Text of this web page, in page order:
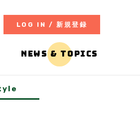
LOG IN / 新規登録
NEWS & TOPICS